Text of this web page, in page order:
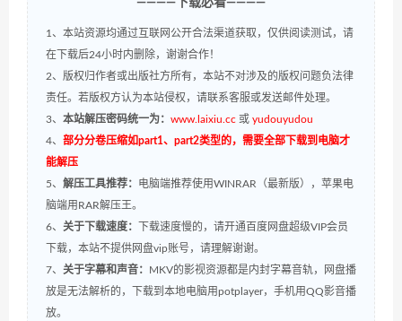
1、本站资源均通过互联网公开合法渠道获取，仅供阅读测试，请
在下载后24小时内删除，谢谢合作！
2、版权归作者或出版社方所有，本站不对涉及的版权问题负法律
责任。若版权方认为本站侵权，请联系客服或发送邮件处理。
3、 本站解压密码统一为： www.laixiu.cc 或 yudouyudou
4、 部分分卷压缩如part1、part2类型的，需要全部下载到电脑才
能解压
5、 解压工具推荐： 电脑端推荐使用WINRAR（最新版），苹果电
脑端用RAR解压王。
6、 关于下载速度：
下载速度慢的，请开通百度网盘超级VIP会员
下载，本站不提供网盘vip账号，请理解谢谢。
7、 关于字幕和声音： MKV的影视资源都是内封字幕音轨，网盘播
放是无法解析的，下载到本地电脑用potplayer，手机用QQ影音播
放。